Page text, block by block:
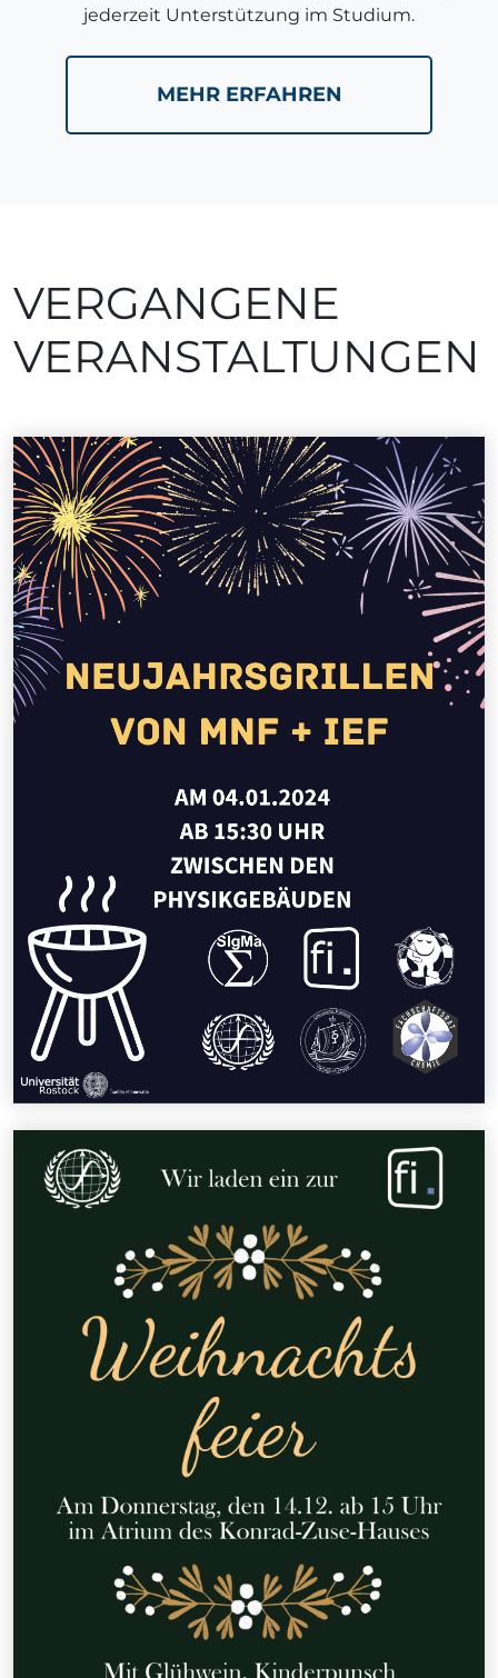
jederzeit Unterstützung im Studium.
MEHR ERFAHREN
VERGANGENE
VERANSTALTUNGEN